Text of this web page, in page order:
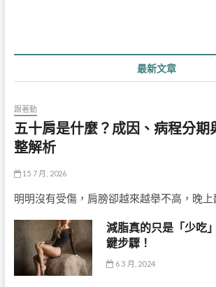
最新文章
跟著動
五十肩是什麼？成因、病程分期
整解析
15 7 月, 2026
明明沒有受傷，肩膀卻越來越舉不高，晚
減脂真的只是「少吃
鍵步驟！
6 3 月, 2024